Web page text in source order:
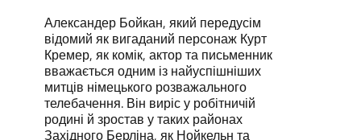
Александер Бойкан, який передусім
відомий як вигаданий персонаж Курт
Кремер, як комік, актор та письменник
вважається одним із найуспішніших
митців німецького розважального
телебачення. Він виріс у робітничій
родині й зростав у таких районах
Західного Берліна, як Нойкельн та